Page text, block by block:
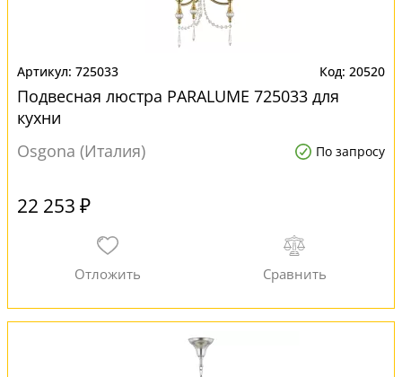
725033 20520
Подвесная люстра PARALUME 725033 для
кухни
Osgona (Италия)
По запросу
22 253 ₽